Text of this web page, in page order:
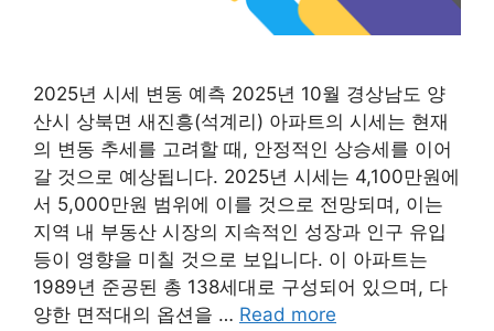
2025년 시세 변동 예측 2025년 10월 경상남도 양
산시 상북면 새진흥(석계리) 아파트의 시세는 현재
의 변동 추세를 고려할 때, 안정적인 상승세를 이어
갈 것으로 예상됩니다. 2025년 시세는 4,100만원에
서 5,000만원 범위에 이를 것으로 전망되며, 이는
지역 내 부동산 시장의 지속적인 성장과 인구 유입
등이 영향을 미칠 것으로 보입니다. 이 아파트는
1989년 준공된 총 138세대로 구성되어 있으며, 다
양한 면적대의 옵션을 … Read more